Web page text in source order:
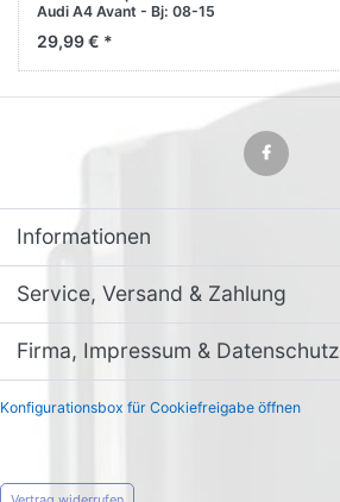
Audi A4 Avant - Bj: 08-15
29,99 € *
Informationen
Service, Versand & Zahlung
Firma, Impressum & Datenschutz
Konfigurationsbox für Cookiefreigabe öffnen